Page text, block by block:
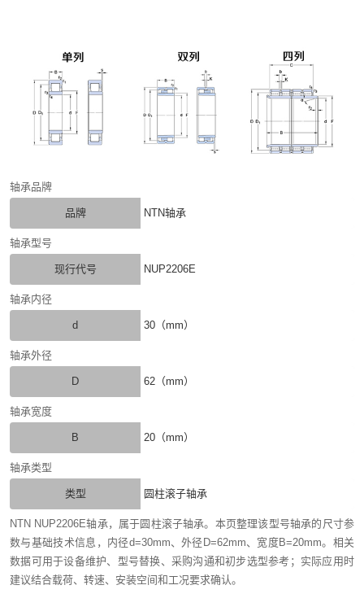
轴承品牌
品牌 NTN轴承
轴承型号
现行代号 NUP2206E
轴承内径
d 30（mm）
轴承外径
D 62（mm）
轴承宽度
B 20（mm）
轴承类型
类型 圆柱滚子轴承
NTN NUP2206E轴承，属于圆柱滚子轴承。本页整理该型号轴承的尺寸参
数与基础技术信息，内径d=30mm、外径D=62mm、宽度B=20mm。相关
数据可用于设备维护、型号替换、采购沟通和初步选型参考；实际应用时
建议结合载荷、转速、安装空间和工况要求确认。